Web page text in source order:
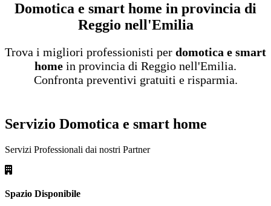
Domotica e smart home in provincia di
Reggio nell'Emilia
Trova i migliori professionisti per domotica e smart
home in provincia di Reggio nell'Emilia.
Confronta preventivi gratuiti e risparmia.
Servizio Domotica e smart home
Servizi Professionali dai nostri Partner
Spazio Disponibile